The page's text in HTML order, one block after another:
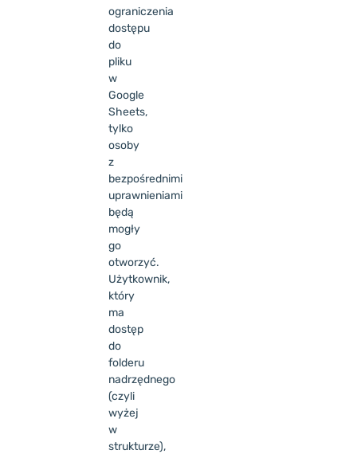
ograniczenia
dostępu
do
pliku
w
Google
Sheets,
tylko
osoby
z
bezpośrednimi
uprawnieniami
będą
mogły
go
otworzyć.
Użytkownik,
który
ma
dostęp
do
folderu
nadrzędnego
(czyli
wyżej
w
strukturze),